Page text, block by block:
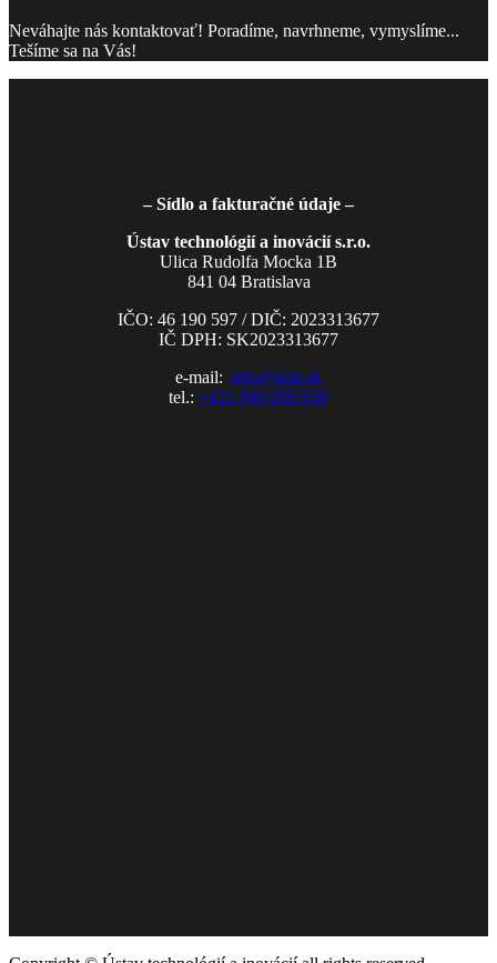
Neváhajte nás kontaktovať! Poradíme, navrhneme, vymyslíme...
Tešíme sa na Vás!
– Sídlo a fakturačné údaje –
Ústav technológií a inovácií s.r.o.
Ulica Rudolfa Mocka 1B
841 04 Bratislava
IČO: 46 190 597 / DIČ: 2023313677
IČ DPH: SK2023313677
e-mail: info@utai.sk
tel.: +421 940 609 939